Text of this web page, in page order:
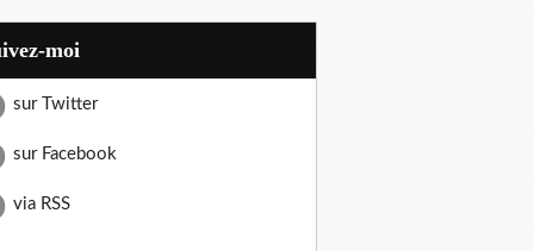
moi
sur Twitter
sur Facebook
via RSS